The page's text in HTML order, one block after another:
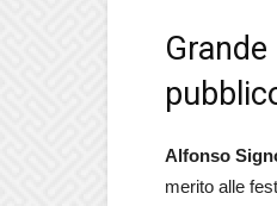
Alfonso
merito alle